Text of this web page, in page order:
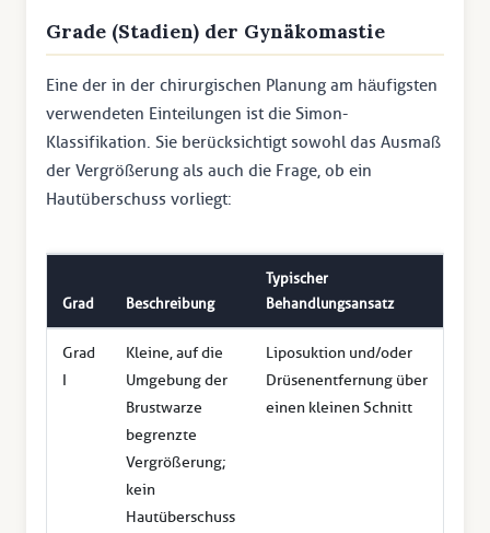
Grade (Stadien) der Gynäkomastie
Eine der in der chirurgischen Planung am häufigsten
verwendeten Einteilungen ist die Simon-
Klassifikation. Sie berücksichtigt sowohl das Ausmaß
der Vergrößerung als auch die Frage, ob ein
Hautüberschuss vorliegt:
Grad Beschreibung
Typischer
Behandlungsansatz
Grad
I
Kleine, auf die
Umgebung der
Brustwarze
begrenzte
Vergrößerung;
kein
Hautüberschuss
Liposuktion und/oder
Drüsenentfernung über
einen kleinen Schnitt